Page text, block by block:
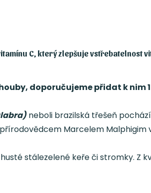
C, který zlepšuje vstřebatelnost
doporučujeme přidat k nim
neboli brazilská třešeň
Marcelem Malphigim
stálezelené keře či stromky. Z